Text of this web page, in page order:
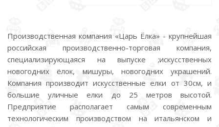
Производственная компания «Царь Ёлка» - крупнейшая
российская производственно-торговая компания,
специализирующаяся на выпуске ;искусственных
новогодних ёлок, мишуры, новогодних украшений.
Компания производит искусственные елки от 30см, и
большие уличные елки до 25 метров высотой.
Предприятие располагает самым современным
технологическим производством на итальянском и